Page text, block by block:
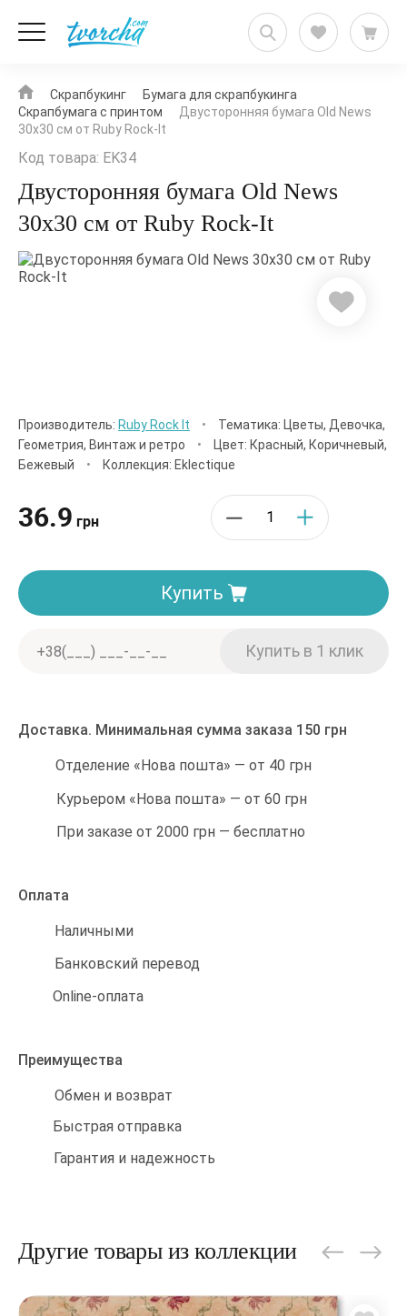
Скрапбукинг
Бумага для скрапбукинга
Скрапбумага с принтом
Двусторонняя бумага Old News
30х30 см от Ruby Rock-It
Код товара: EK34
Двусторонняя бумага Old News
30х30 см от Ruby Rock-It
Производитель: Ruby Rock It •
Тематика: Цветы, Девочка,
Геометрия, Винтаж и ретро
•
Цвет: Красный, Коричневый,
Бежевый
• Коллекция: Eklectique
36.9 грн
Купить
Доставка. Минимальная сумма заказа 150 грн
Отделение «Нова пошта» — от 40 грн
Курьером «Нова пошта» — от 60 грн
При заказе от 2000 грн — бесплатно
Оплата
Наличными
Банковский перевод
Online-оплата
Преимущества
Обмен и возврат
Быстрая отправка
Гарантия и надежность
Другие товары из коллекции